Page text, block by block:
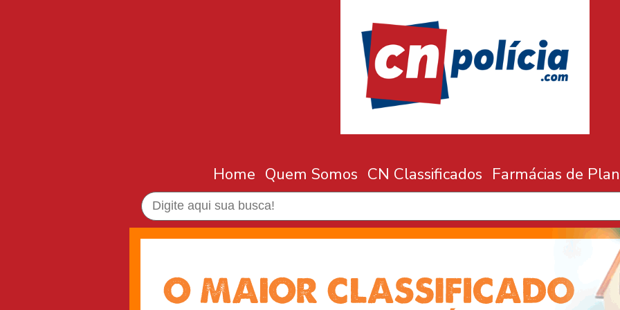
Home Quem Somos CN Classificados Farmácias de